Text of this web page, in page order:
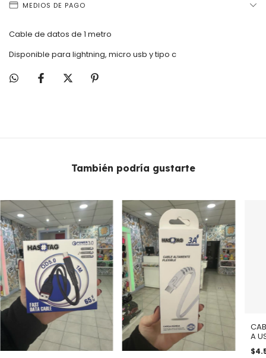
MEDIOS DE PAGO
Cable de datos de 1 metro
Disponible para lightning, micro usb y tipo c
También podría gustarte
A